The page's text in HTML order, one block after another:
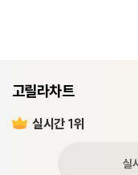
고릴라차트
실시간 1위
실